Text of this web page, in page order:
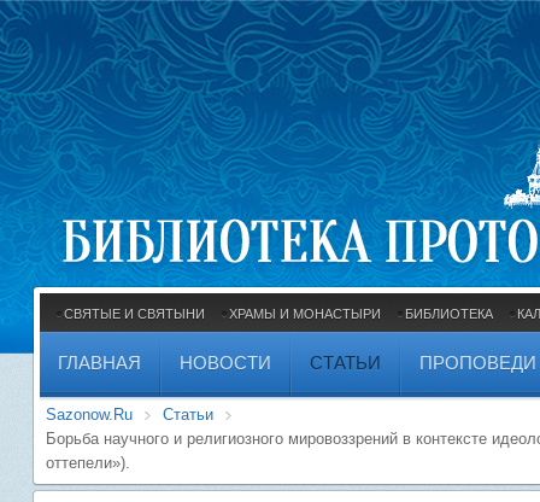
СВЯТЫЕ И СВЯТЫНИ ХРАМЫ И МОНАСТЫРИ БИБЛИОТЕКА
ГЛАВНАЯ НОВОСТИ СТАТЬИ ПРОПОВЕДИ
Sazonow.Ru
Статьи
Борьба научного и религиозного мировоззрений в контексте
оттепели»).